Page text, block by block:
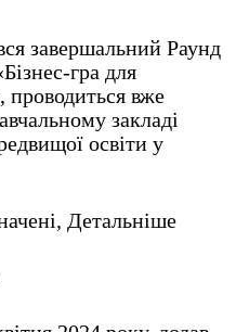
завершальний Раунд
гра для
проводиться вже
закладі
освіти у
Детальніше